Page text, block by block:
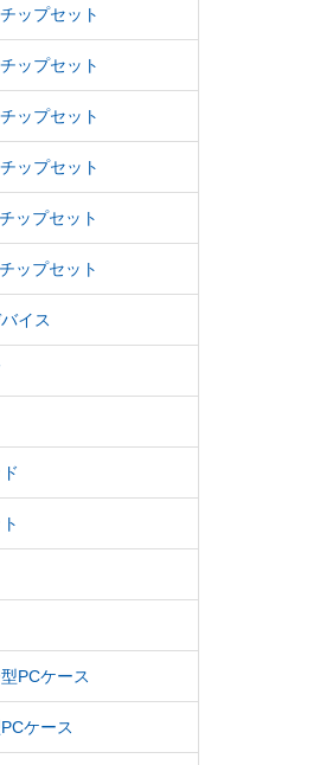
ップセット
ップセット
ップセット
ップセット
ップセット
ップセット
イス
PCケース
ケース